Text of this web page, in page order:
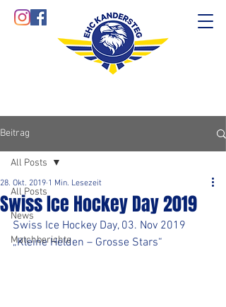
Beitrag
All Posts
News
Matchberichte
All Posts
Swiss Ice Hockey Day 2019
28. Okt. 2019 1 Min. Lesezeit
Swiss Ice Hockey Day, 03. Nov 2019
„Kleine Helden – Grosse Stars“